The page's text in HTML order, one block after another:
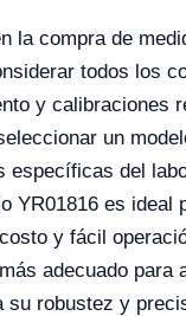
la compra de
todos los
y calibraciones
un
específicas del
YR01816 es ideal
y fácil
adecuado para
su robustez y